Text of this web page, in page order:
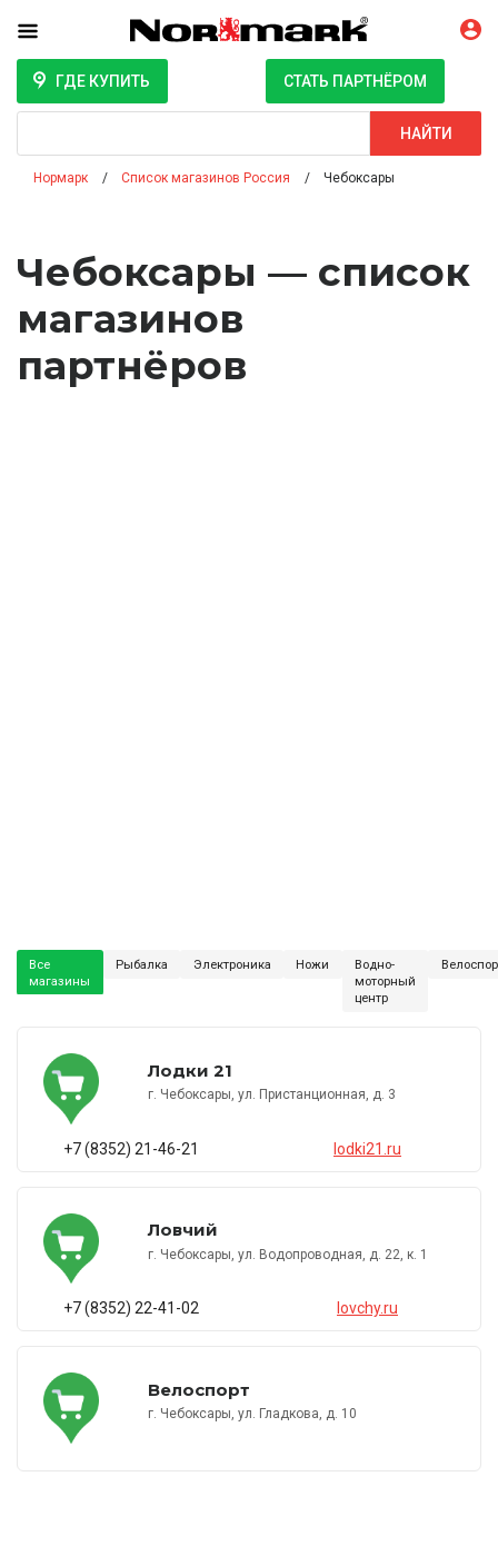
ГДЕ КУПИТЬ СТАТЬ ПАРТНЁРОМ
НАЙТИ
Нормарк Список магазинов Россия Чебоксары
Чебоксары — список
магазинов
партнёров
Все
магазины
Рыбалка Электроника Ножи
Водно-
моторный
центр
Лодки 21
г. Чебоксары, ул. Пристанционная, д. 3
+7 (8352) 21-46-21 lodki21.ru
Ловчий
г. Чебоксары, ул. Водопроводная, д. 22, к. 1
+7 (8352) 22-41-02 lovchy.ru
Велоспорт
г. Чебоксары, ул. Гладкова, д. 10